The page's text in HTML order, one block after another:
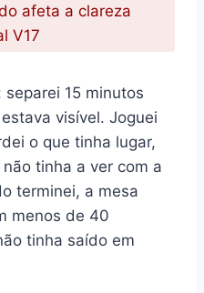
afeta a clareza
V17
15 minutos
visível. Joguei
o que tinha lugar,
tinha a ver com a
terminei, a mesa
menos de 40
tinha saído em